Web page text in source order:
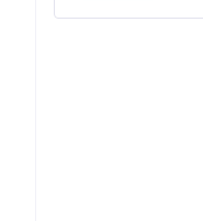
如与Prometheus配